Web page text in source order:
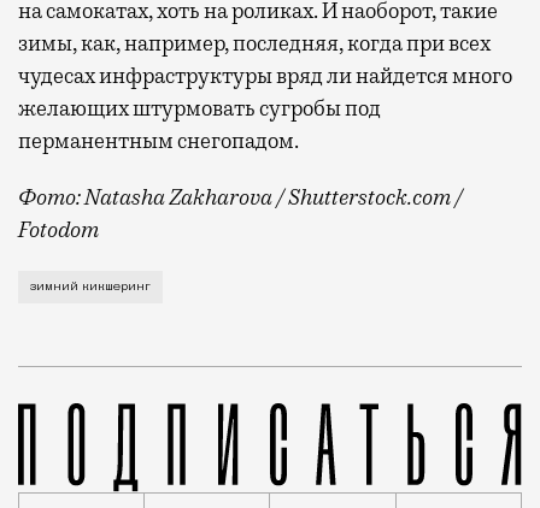
на самокатах, хоть на роликах. И наоборот, такие
зимы, как, например, последняя, когда при всех
чудесах инфраструктуры вряд ли найдется много
желающих штурмовать сугробы под
перманентным снегопадом.
Фото: Natasha Zakharova / Shutterstock.com /
Fotodom
Об этом рассказал на Международном
зимний кикшеринг